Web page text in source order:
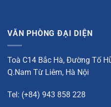
VĂN PHÒNG ĐẠI DIỆN
Toà C14 Bắc Hà, Đường Tố
Q.Nam Từ Liêm, Hà Nội
Tel: (+84) 943 858 228